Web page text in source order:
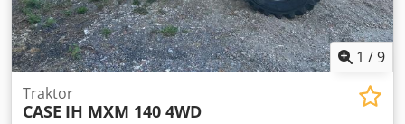
1 /9
Traktor
CASE IH MXM 140 4WD